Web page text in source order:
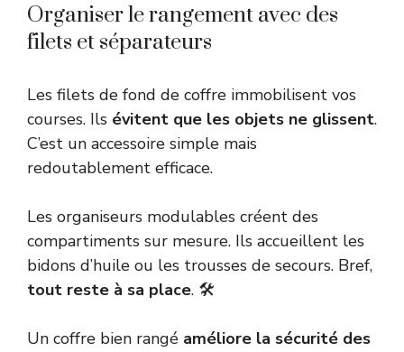
Organiser le rangement avec des
filets et séparateurs
Les filets de fond de coffre immobilisent vos
courses. Ils évitent que les objets ne glissent.
C’est un accessoire simple mais
redoutablement efficace.
Les organiseurs modulables créent des
compartiments sur mesure. Ils accueillent les
bidons d’huile ou les trousses de secours. Bref,
tout reste à sa place. 🛠️
Un coffre bien rangé améliore la sécurité des